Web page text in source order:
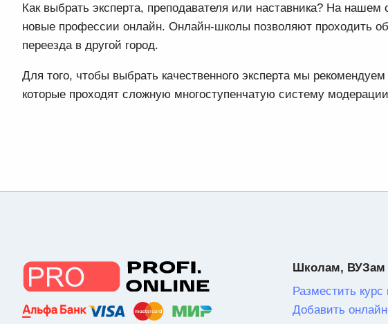
Как выбрать эксперта, преподавателя или наставника? На
новые профессии онлайн. Онлайн-школы позволяют проходить
переезда в другой город.
Для того, чтобы выбрать качественного эксперта мы
которые проходят сложную многоступенчатую систему
Школам, ВУЗам
Разместить
Добавить